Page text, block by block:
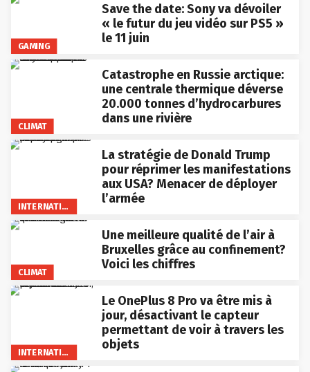
GAMING
Save the date: Sony va dévoiler
« le futur du jeu vidéo sur PS5 »
le 11 juin
CLIMAT
Catastrophe en Russie arctique:
une centrale thermique déverse
20.000 tonnes d’hydrocarbures
dans une rivière
INTERNATIONAL
La stratégie de Donald Trump
pour réprimer les manifestations
aux USA? Menacer de déployer
l’armée
CLIMAT
Une meilleure qualité de l’air à
Bruxelles grâce au confinement?
Voici les chiffres
INTERNATIONAL
Le OnePlus 8 Pro va être mis à
jour, désactivant le capteur
permettant de voir à travers les
objets